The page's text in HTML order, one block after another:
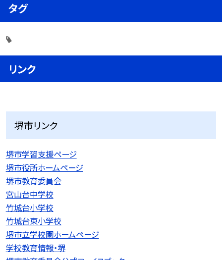
タグ
リンク
堺市リンク
堺市学習支援ページ
堺市役所ホームページ
堺市教育委員会
宮山台中学校
竹城台小学校
竹城台東小学校
堺市立学校園ホームページ
学校教育情報・堺